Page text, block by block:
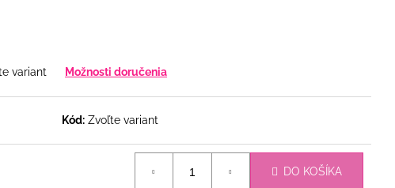
variant Možnosti doručenia
Kód: Zvoľte variant
DO KOŠÍKA